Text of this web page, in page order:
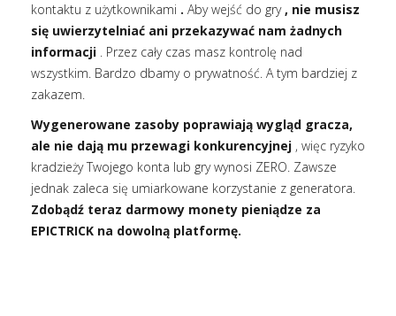
kontaktu z użytkownikami . Aby wejść do gry, nie musisz
się uwierzytelniać ani przekazywać nam żadnych
informacji . Przez cały czas masz kontrolę nad
wszystkim. Bardzo dbamy o prywatność. A tym bardziej z
zakazem.
Wygenerowane zasoby poprawiają wygląd gracza,
ale nie dają mu przewagi konkurencyjnej , więc ryzyko
kradzieży Twojego konta lub gry wynosi ZERO. Zawsze
jednak zaleca się umiarkowane korzystanie z generatora.
Zdobądź teraz darmowy monety pieniądze za
EPICTRICK na dowolną platformę.